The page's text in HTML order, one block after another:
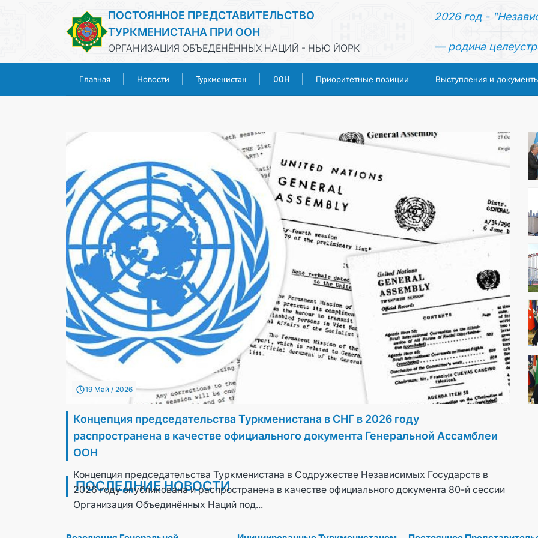
ПОСТОЯННОЕ ПРЕДСТАВИТЕЛЬСТВО
ТУРКМЕНИСТАНА ПРИ ООН
ОРГАНИЗАЦИЯ ОБЪЕДЕНЁННЫХ НАЦИЙ - НЬЮ ЙОРК
2026 год -
— родина
Главная Новости Туркменистан ООН Приоритетные позиции Выступления и
НОВОСТИ
ТУРКМЕНИСТАН
ООН
ПРИОРИТЕТНЫЕ ПОЗИЦИИ
ВЫСТУПЛЕНИЯ И ДОКУМЕНТЫ
ДИПЛОМАТИЯ
ПОСТОЯННЫЙ НЕЙТРАЛИТЕТ
УСТОЙЧИВЫЙ ТРАНСПОРТ
КОНТАКТНЫЕ ДАННЫЕ
19 Май / 2026
Концепция председательства Туркменистана в СНГ в 2026 году
распространена в качестве официального документа Генеральной Ассамблеи
ООН
Концепция председательства Туркменистана в Содружестве Независимых Государств в
2026 году опубликована и распространена в качестве официального документа 80-й сессии
Организация Объединённых Наций под...
ПОСЛЕДНИЕ НОВОСТИ
Генеральной Ассамблеи Организации Объединённых Наций
24 СЕНТЯБРЬ / 2025
имя мира,
5 СЕНТЯБРЬ / 2025